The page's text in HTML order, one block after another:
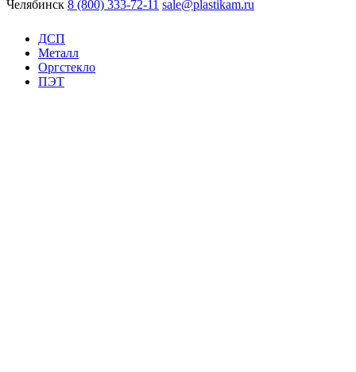
Челябинск 8 (800) 333-72-11 sale@plastikam.ru
ДСП
Металл
Оргстекло
ПЭТ